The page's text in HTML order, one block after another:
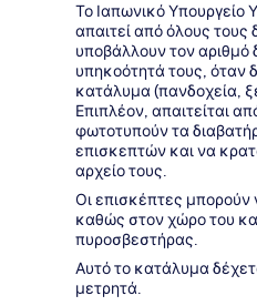
Το Ιαπωνικό Υπουργείο
απαιτεί από όλους τους
υποβάλλουν τον αριθμό
υπηκοότητά τους, όταν
κατάλυμα (πανδοχεία,
Επιπλέον, απαιτείται
φωτοτυπούν τα
επισκεπτών και να
αρχείο τους.
Οι επισκέπτες μπορούν
καθώς στον χώρο του
πυροσβεστήρας.
Αυτό το κατάλυμα
μετρητά.